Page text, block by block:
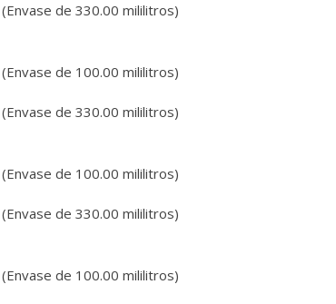
(Envase de 330.00 mililitros)
(Envase de 100.00 mililitros)
(Envase de 330.00 mililitros)
(Envase de 100.00 mililitros)
(Envase de 330.00 mililitros)
(Envase de 100.00 mililitros)